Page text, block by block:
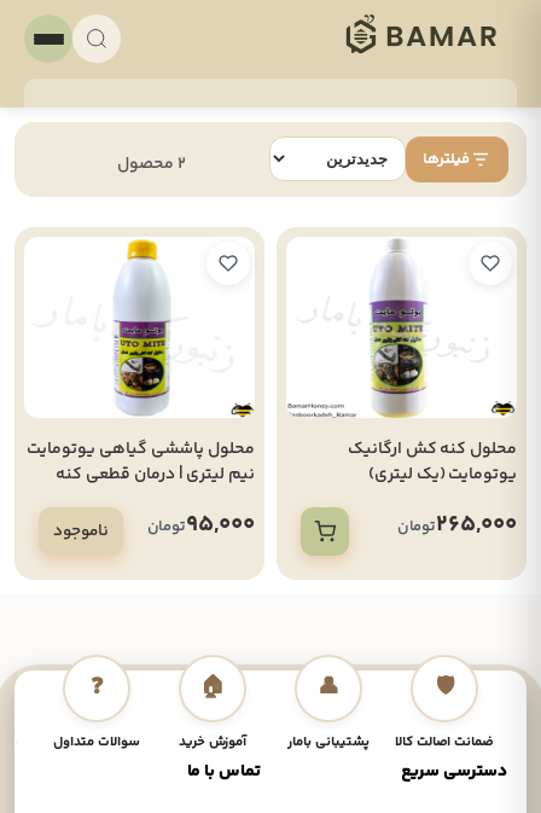
فیلترها 2 محصول
محلول کنه کش ارگانیک
یوتومایت (یک لیتری)
265,000تومان
محلول پاششی گیاهی یوتومایت
نیم لیتری | درمان قطعی کنه
دارویی
95,000تومان ناموجود
🛡️
ضمانت اصالت کالا
👤
پشتیبانی بامار
🏠
آموزش خرید
❓
سوالات متداول
دسترسی سریع تماس با ما